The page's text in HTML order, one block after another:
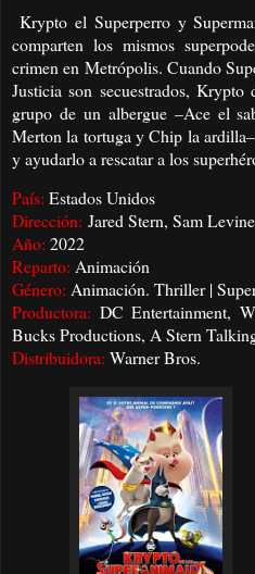
Krypto el Superperro y
comparten los mismos
crimen en Metrópolis. Cuando
Justicia son secuestrados,
grupo de un albergue –Ace el
Merton la tortuga y Chip la
y ayudarlo a rescatar a los
País: Estados Unidos
Dirección: Jared Stern, Sam Levine
Año: 2022
Reparto: Animación
Género: Animación. Thriller |
Productora: DC Entertainment,
Bucks Productions, A Stern
Distribuidora: Warner Bros.